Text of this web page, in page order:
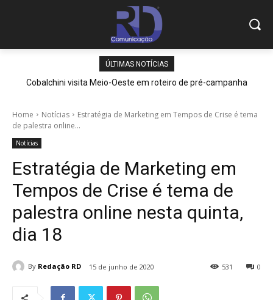
ÚLTIMAS NOTÍCIAS
Cobalchini visita Meio-Oeste em roteiro de pré-campanha
Home Notícias
Estratégia de Marketing em Tempos de Crise é tema
de palestra online...
Notícias
Estratégia de Marketing em
Tempos de Crise é tema de
palestra online nesta quinta,
dia 18
By Redação RD 15 de junho de 2020 0
531